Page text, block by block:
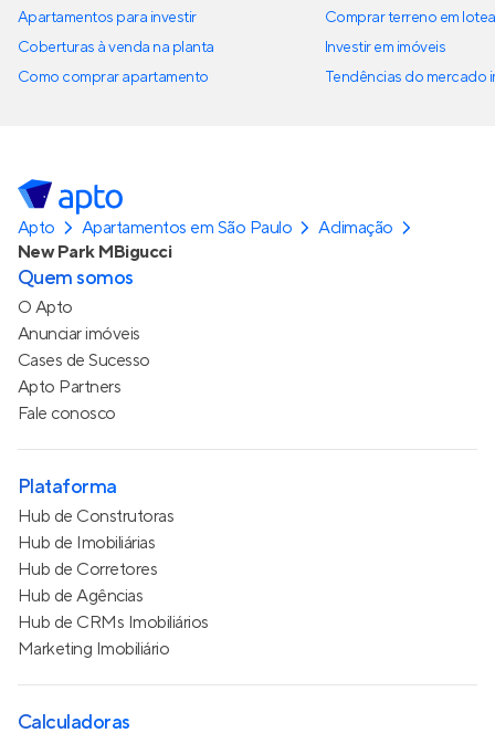
Apartamentos para investir
Coberturas à venda na planta
Como comprar apartamento
Comprar terreno em
Investir em imóveis
Tendências do mercado
Apto Apartamentos em São Paulo
Aclimação
New Park MBigucci
Quem somos
O Apto
Anunciar imóveis
Cases de Sucesso
Apto Partners
Fale conosco
Plataforma
Hub de Construtoras
Hub de Imobiliárias
Hub de Corretores
Hub de Agências
Hub de CRMs Imobiliários
Marketing Imobiliário
Calculadoras